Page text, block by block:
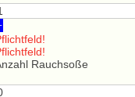
Rauchsoße